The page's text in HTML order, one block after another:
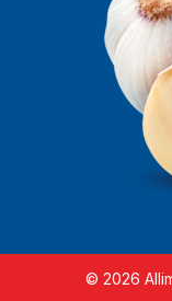
© 2026